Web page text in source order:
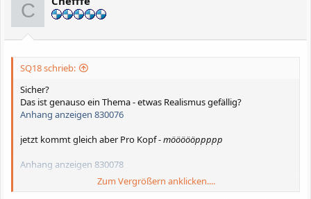
o
n
e
n
C
SQ18 schrieb:
Sicher?
Das ist genauso ein Thema - etwas Realismus gefällig?
Anhang anzeigen 830076
jetzt kommt gleich aber Pro Kopf -möööööppppp
Anhang anzeigen 830078
aber die bauen doch Erneuerbare -
Zum Vergrößern anklicken....